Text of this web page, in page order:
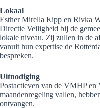
Lokaal
Esther Mirella Kipp en Rivka
Directie Veiligheid bij de
lokale niveau. Zij zullen in de
vanuit hun expertise de
bespreken.
Uitnodiging
Postactieven van de VMHP en
maandenregeling vallen,
ontvangen.